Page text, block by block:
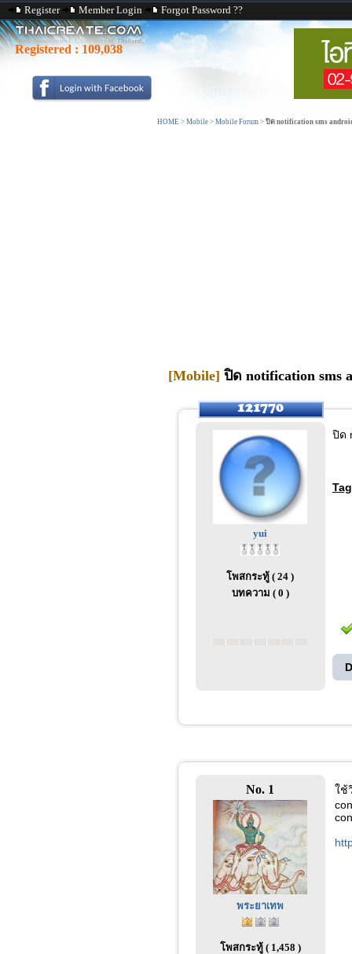
Register Member Login Forgot Password ??
Registered : 109,038
HOME > Mobile > Mobile Forum > ปิด notification sms
[Mobile] ปิด notification sms
yui
โพสกระทู้ ( 24 )
บทความ ( 0 )
ปิด
Tag
No. 1
พระยาเทพ
โพสกระทู้ ( 1,458 )
ใช้